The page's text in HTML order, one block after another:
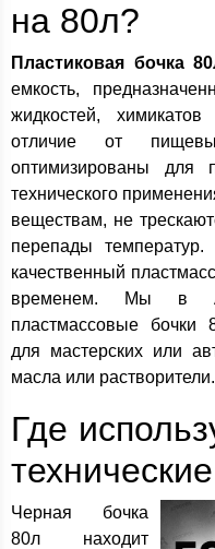
на 80л?
Пластиковая бочка
емкость,
жидкостей,
отличие от
оптимизированы для
технического
веществам, не
перепады
качественный
временем. Мы в
пластмассовые бочки
для мастерских или
масла или растворители.
Где
Черная бочка
80л находит